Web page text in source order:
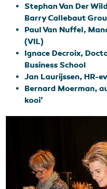
Stephan Van Der
Barry Callebaut
Paul Van Nuffel,
(VIL)
Ignace Decroix,
Business School
Jan Laurijssen, HR-
Bernard Moerman,
kooi’